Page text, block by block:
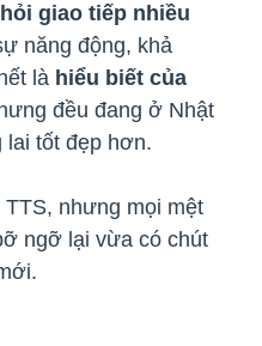
giao tiếp nhiều
năng động, khả
là hiểu biết của
đều đang ở Nhật
lai tốt đẹp hơn.
nhưng mọi mệt
ngỡ lại vừa có chút